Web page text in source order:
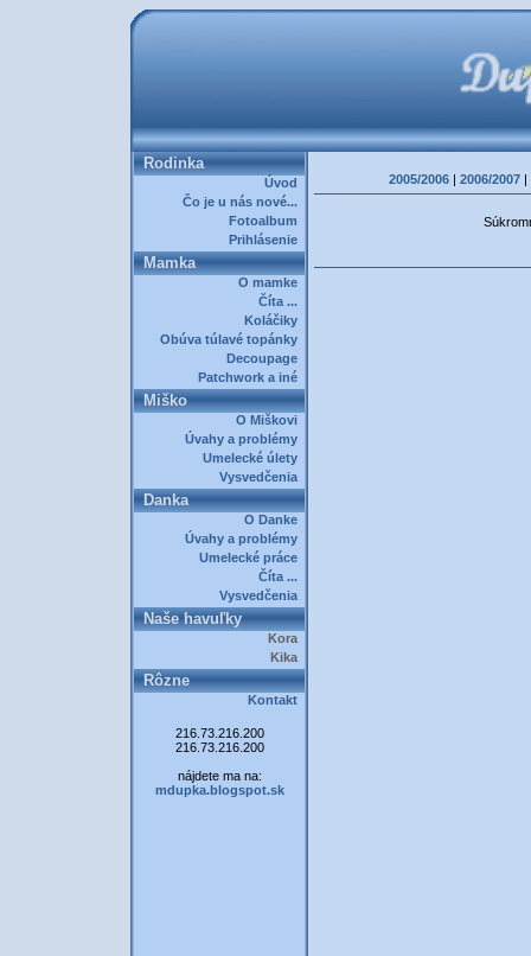
Rodinka
Úvod
Čo je u nás nové...
Fotoalbum
Prihlásenie
Mamka
O mamke
Číta ...
Koláčiky
Obúva túlavé topánky
Decoupage
Patchwork a iné
Miško
O Miškovi
Úvahy a problémy
Umelecké úlety
Vysvedčenia
Danka
O Danke
Úvahy a problémy
Umelecké práce
Číta ...
Vysvedčenia
Naše havuľky
Kora
Kika
Rôzne
Kontakt
216.73.216.200
216.73.216.200
nájdete ma na:
mdupka.blogspot.sk
2005/2006 | 2006/2007 |